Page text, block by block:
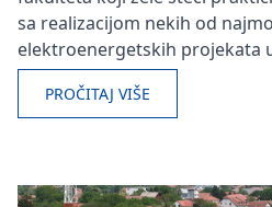
sa realizacijom nekih od
elektroenergetskih projekata
PROČITAJ VIŠE